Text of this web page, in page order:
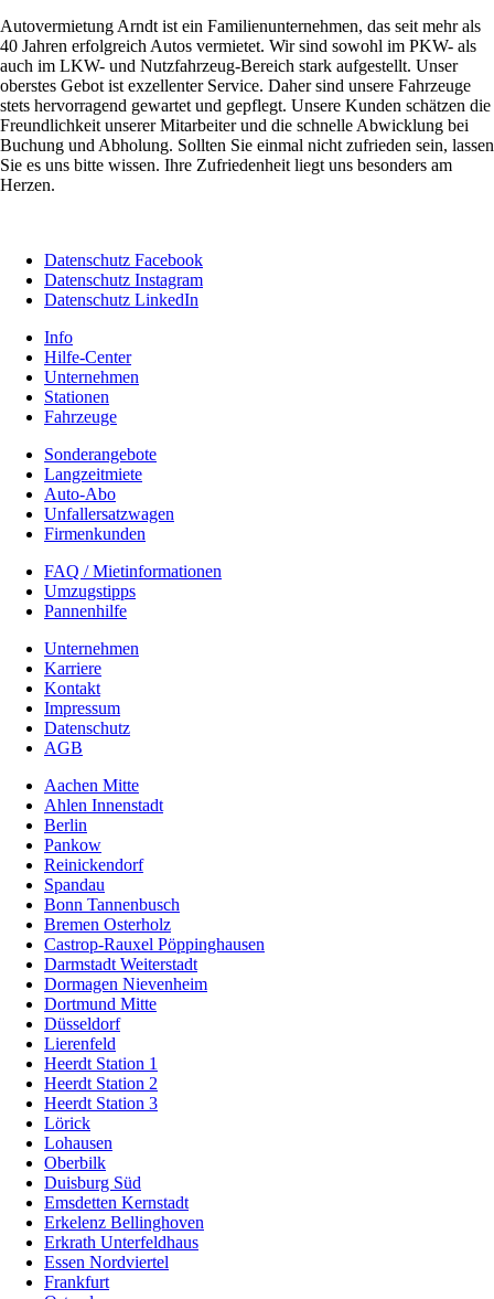
Autovermietung Arndt ist ein Familienunternehmen, das seit mehr als
40 Jahren erfolgreich Autos vermietet. Wir sind sowohl im PKW- als
auch im LKW- und Nutzfahrzeug-Bereich stark aufgestellt. Unser
oberstes Gebot ist exzellenter Service. Daher sind unsere Fahrzeuge
stets hervorragend gewartet und gepflegt. Unsere Kunden schätzen die
Freundlichkeit unserer Mitarbeiter und die schnelle Abwicklung bei
Buchung und Abholung. Sollten Sie einmal nicht zufrieden sein, lassen
Sie es uns bitte wissen. Ihre Zufriedenheit liegt uns besonders am
Herzen.
Datenschutz Facebook
Datenschutz Instagram
Datenschutz LinkedIn
Info
Hilfe-Center
Unternehmen
Stationen
Fahrzeuge
Sonderangebote
Langzeitmiete
Auto-Abo
Unfallersatzwagen
Firmenkunden
FAQ / Mietinformationen
Umzugstipps
Pannenhilfe
Unternehmen
Karriere
Kontakt
Impressum
Datenschutz
AGB
Aachen Mitte
Ahlen Innenstadt
Berlin
Pankow
Reinickendorf
Spandau
Bonn Tannenbusch
Bremen Osterholz
Castrop-Rauxel Pöppinghausen
Darmstadt Weiterstadt
Dormagen Nievenheim
Dortmund Mitte
Düsseldorf
Lierenfeld
Heerdt Station 1
Heerdt Station 2
Heerdt Station 3
Lörick
Lohausen
Oberbilk
Duisburg Süd
Emsdetten Kernstadt
Erkelenz Bellinghoven
Erkrath Unterfeldhaus
Essen Nordviertel
Frankfurt